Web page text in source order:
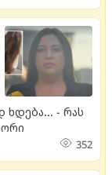
ხდე­ბა... - რას
352